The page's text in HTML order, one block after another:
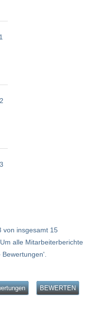
von insgesamt 15
alle Mitarbeiterberichte
BEWERTEN